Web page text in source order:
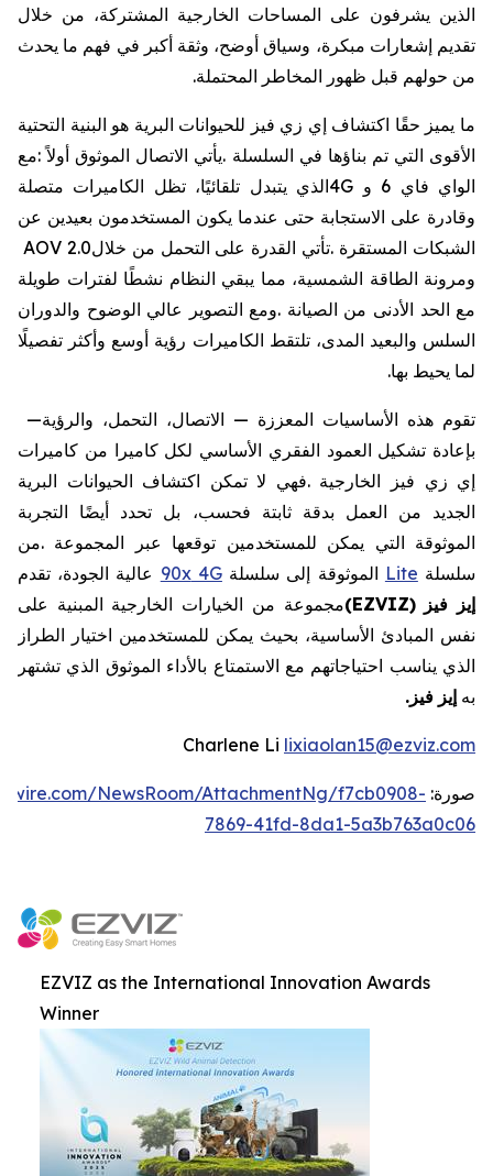
الذين يشرفون على المساحات الخارجية المشتركة، من خلال
تقديم إشعارات مبكرة، وسياق أوضح، وثقة أكبر في فهم ما يحدث
من حولهم قبل ظهور المخاطر المحتملة.
ما يميز حقًا اكتشاف إي زي فيز للحيوانات البرية هو البنية التحتية
الأقوى التي تم بناؤها في السلسلة .يأتي الاتصال الموثوق أولاً:مع
الواي فاي 6 و 4Gالذي يتبدل تلقائيًا، تظل الكاميرات متصلة
وقادرة على الاستجابة حتى عندما يكون المستخدمون بعيدين عن
الشبكات المستقرة .تأتي القدرة على التحمل من خلالAOV 2.0
ومرونة الطاقة الشمسية، مما يبقي النظام نشطًا لفترات طويلة
مع الحد الأدنى من الصيانة .ومع التصوير عالي الوضوح والدوران
السلس والبعيد المدى، تلتقط الكاميرات رؤية أوسع وأكثر تفصيلًا
لما يحيط بها.
تقوم هذه الأساسيات المعززة — الاتصال، التحمل، والرؤية—
بإعادة تشكيل العمود الفقري الأساسي لكل كاميرا من كاميرات
إي زي فيز الخارجية .فهي لا تمكن اكتشاف الحيوانات البرية
الجديد من العمل بدقة ثابتة فحسب، بل تحدد أيضًا التجربة
الموثوقة التي يمكن للمستخدمين توقعها عبر المجموعة .من
سلسلة Lite الموثوقة إلى سلسلة 90x4G عالية الجودة، تقدم
إيز فيز (EZVIZ) مجموعة من الخيارات الخارجية المبنية على
نفس المبادئ الأساسية، بحيث يمكن للمستخدمين اختيار الطراز
الذي يناسب احتياجاتهم مع الاستمتاع بالأداء الموثوق الذي تشتهر
به إيز فيز .
Charlene Li lixiaolan15@ezviz.com
صورة: NewsRoom/AttachmentNg/f7cb0908-
7869-41fd-8da1-5a3b763a0c06
EZVIZ as the International Innovation Awards
Winner